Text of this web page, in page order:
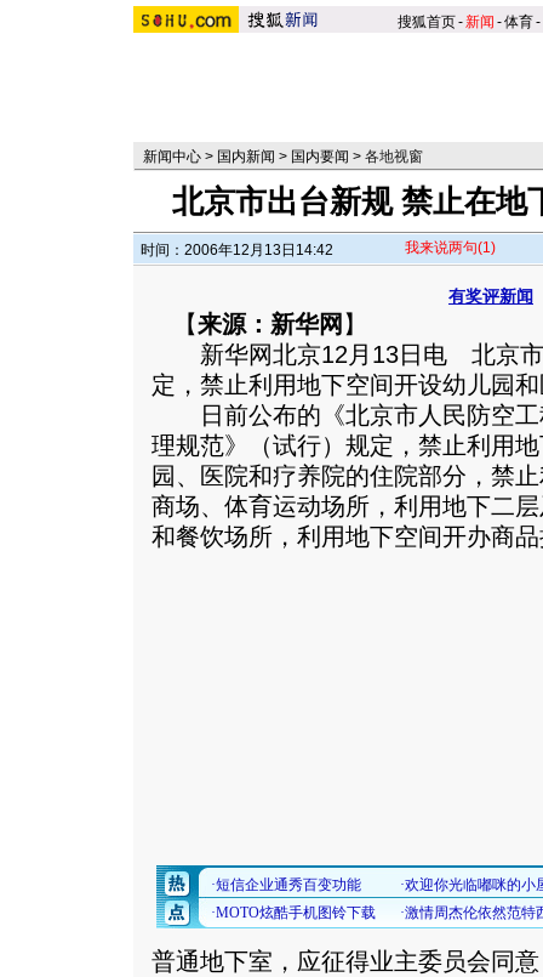
搜狐首页-新闻 -体育-
新闻中心 > 国内新闻 > 国内要闻 > 各地视窗
北京市出台新规 禁止在地
时间：2006年12月13日14:42 我来说两句(1)
有奖评新闻
【来源：新华网 】
新华网北京12月13日电 北京市
定，禁止利用地下空间开设幼儿园
日前公布的《北京市人民防空工
理规范》（试行）规定，禁止利用
园、医院和疗养院的住院部分，禁
商场、体育运动场所，利用地下二
和餐饮场所，利用地下空间开办商
普通地下室，应征得业主委员会同